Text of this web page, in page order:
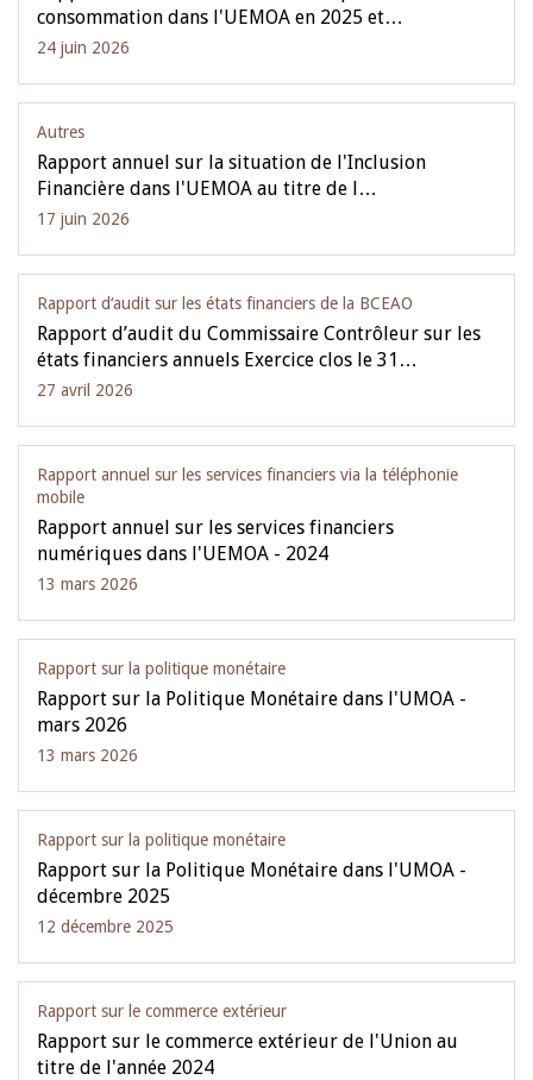
consommation dans l'UEMOA en 2025 et…
24 juin 2026
Autres
Rapport annuel sur la situation de l'Inclusion
Financière dans l'UEMOA au titre de l…
17 juin 2026
Rapport d‘audit sur les états financiers de la BCEAO
Rapport d’audit du Commissaire Contrôleur sur les
états financiers annuels Exercice clos le 31…
27 avril 2026
Rapport annuel sur les services financiers via la téléphonie
mobile
Rapport annuel sur les services financiers
numériques dans l'UEMOA - 2024
13 mars 2026
Rapport sur la politique monétaire
Rapport sur la Politique Monétaire dans l'UMOA -
mars 2026
13 mars 2026
Rapport sur la politique monétaire
Rapport sur la Politique Monétaire dans l'UMOA -
décembre 2025
12 décembre 2025
Rapport sur le commerce extérieur
Rapport sur le commerce extérieur de l'Union au
titre de l'année 2024